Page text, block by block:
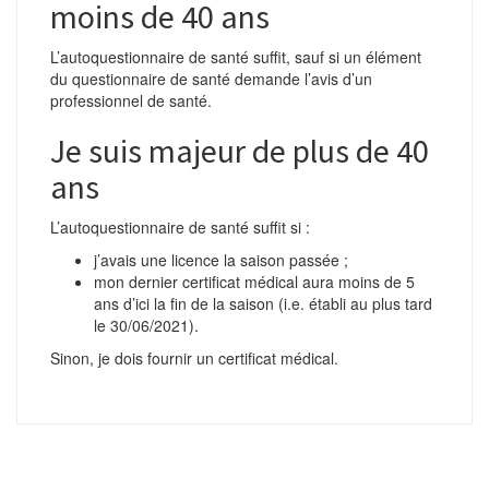
moins de 40 ans
L’autoquestionnaire de santé suffit, sauf si un élément
du questionnaire de santé demande l’avis d’un
professionnel de santé.
Je suis majeur de plus de 40
ans
L’autoquestionnaire de santé suffit si :
j’avais une licence la saison passée ;
mon dernier certificat médical aura moins de 5
ans d’ici la fin de la saison (i.e. établi au plus tard
le 30/06/2021).
Sinon, je dois fournir un certificat médical.